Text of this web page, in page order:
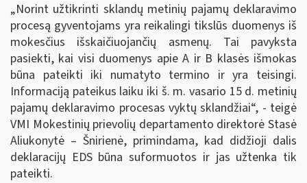
„Norint užtikrinti sklandų metinių pajamų deklaravimo
procesą gyventojams yra reikalingi tikslūs duomenys iš
mokesčius išskaičiuojančių asmenų. Tai pavyksta
pasiekti, kai visi duomenys apie A ir B klasės išmokas
būna pateikti iki numatyto termino ir yra teisingi.
Informaciją pateikus laiku iki š. m. vasario 15 d. metinių
pajamų deklaravimo procesas vyktų sklandžiai“, - teigė
VMI Mokestinių prievolių departamento direktorė Stasė
Aliukonytė – Šnirienė, primindama, kad didžioji dalis
deklaracijų EDS būna suformuotos ir jas užtenka tik
pateikti.